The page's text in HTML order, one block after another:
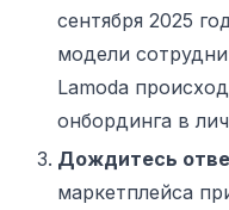
сентября 2025
модели
Lamoda
онбординга в
Дождитесь
маркетплейса